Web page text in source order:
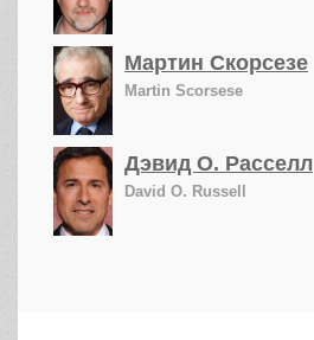
Мартин Скорсезе
Martin Scorsese
Дэвид О. Расселл
David O. Russell